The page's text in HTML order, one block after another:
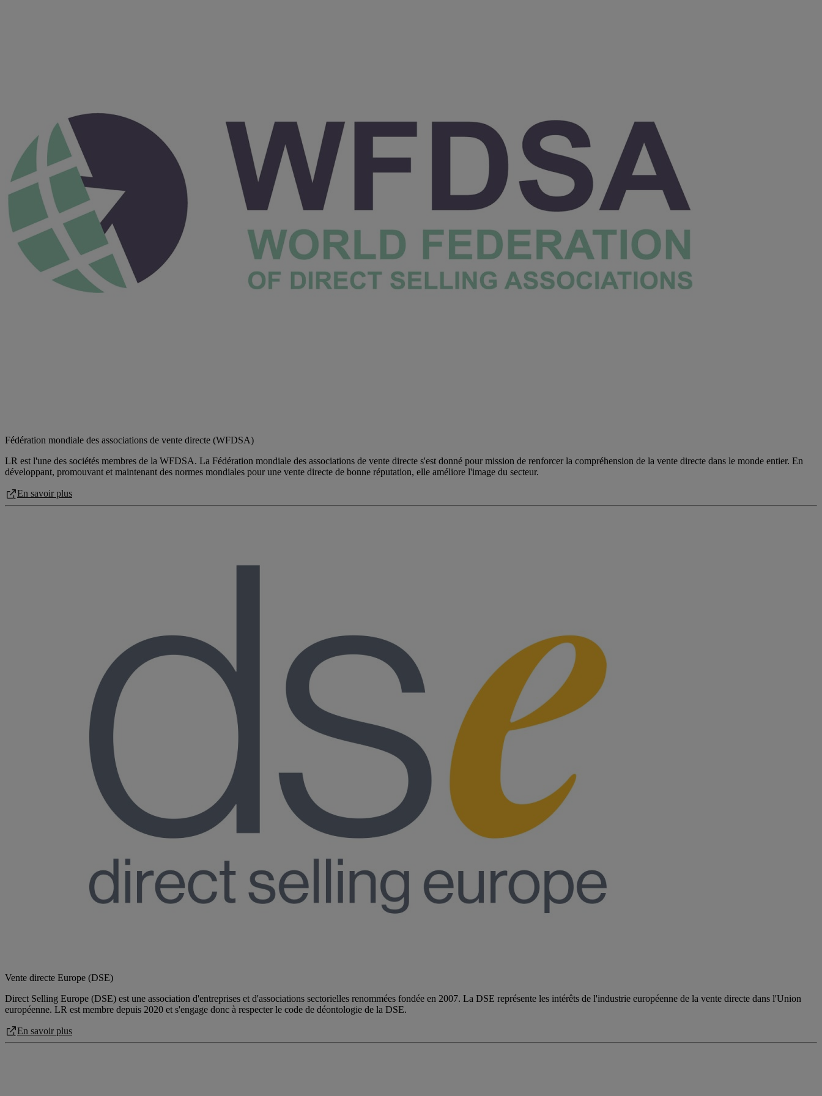
Fédération mondiale des associations de vente directe (WFDSA)
LR est l'une des sociétés membres de la WFDSA. La Fédération mondiale des associations de vente directe s'est donné pour mission de renforcer la compréhension de la vente directe dans le monde entier. En
développant, promouvant et maintenant des normes mondiales pour une vente directe de bonne réputation, elle améliore l'image du secteur.
En savoir plus
Vente directe Europe (DSE)
Direct Selling Europe (DSE) est une association d'entreprises et d'associations sectorielles renommées fondée en 2007. La DSE représente les intérêts de l'industrie européenne de la vente directe dans l'Union
européenne. LR est membre depuis 2020 et s'engage donc à respecter le code de déontologie de la DSE.
En savoir plus